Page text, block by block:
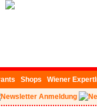
Shops Wiener